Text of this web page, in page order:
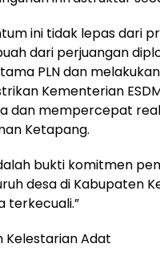
ini tidak lepas dari
dari perjuangan
PLN dan
Kementerian
dan mempercepat
Ketapang.
bukti komitmen
desa di Kabupaten
terkecuali.”
Kelestarian Adat